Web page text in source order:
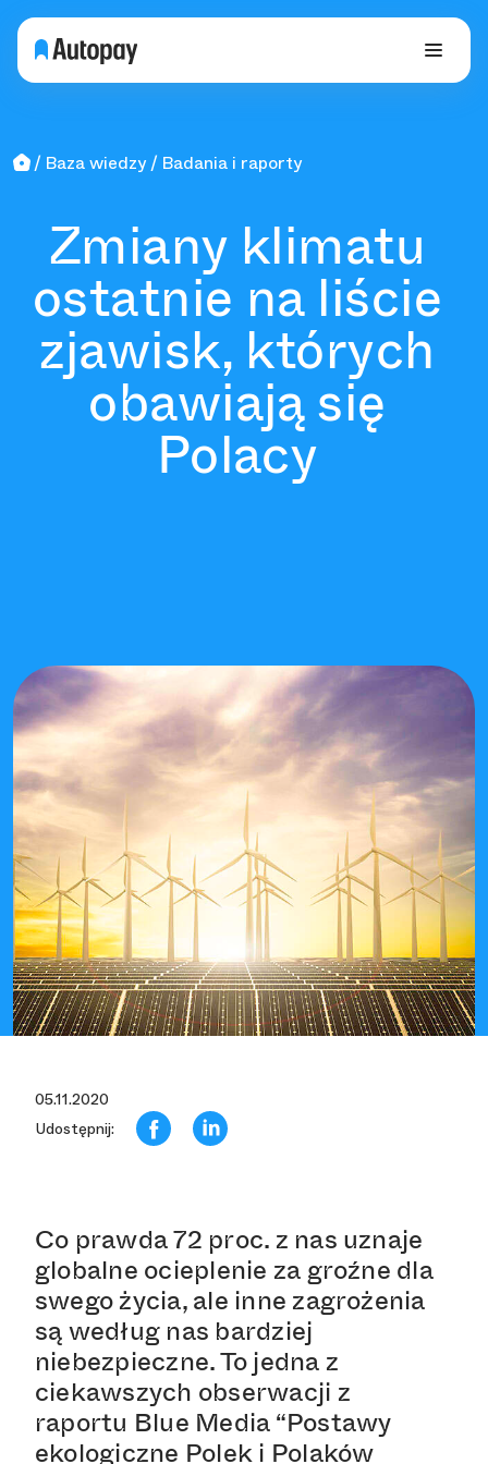
Baza wiedzy Badania i raporty
Zmiany klimatu
ostatnie na liście
zjawisk, których
obawiają się
Polacy
05.11.2020
Udostępnij:
Co prawda 72 proc. z nas uznaje
globalne ocieplenie za groźne dla
swego życia, ale inne zagrożenia
są według nas bardziej
niebezpieczne. To jedna z
ciekawszych obserwacji z
raportu Blue Media “Postawy
ekologiczne Polek i Polaków